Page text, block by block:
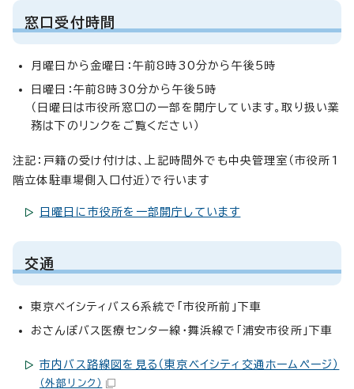
窓口受付時間
月曜日から金曜日：午前8時30分から午後5時
日曜日：午前8時30分から午後5時
（日曜日は市役所窓口の一部を開庁しています。取り扱い業
務は下のリンクをご覧ください）
注記：戸籍の受け付けは、上記時間外でも中央管理室（市役所1
階立体駐車場側入口付近）で行います
日曜日に市役所を一部開庁しています
交通
東京ベイシティバス6系統で「市役所前」下車
おさんぽバス医療センター線・舞浜線で「浦安市役所」下車
市内バス路線図を見る（東京ベイシティ交通ホームページ）
（外部リンク）